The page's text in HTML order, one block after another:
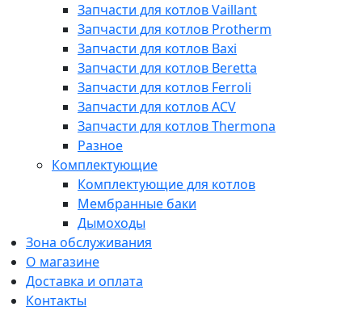
Запчасти для котлов Vaillant
Запчасти для котлов Protherm
Запчасти для котлов Baxi
Запчасти для котлов Beretta
Запчасти для котлов Ferroli
Запчасти для котлов ACV
Запчасти для котлов Thermona
Разное
Комплектующие
Комплектующие для котлов
Мембранные баки
Дымоходы
Зона обслуживания
О магазине
Доставка и оплата
Контакты